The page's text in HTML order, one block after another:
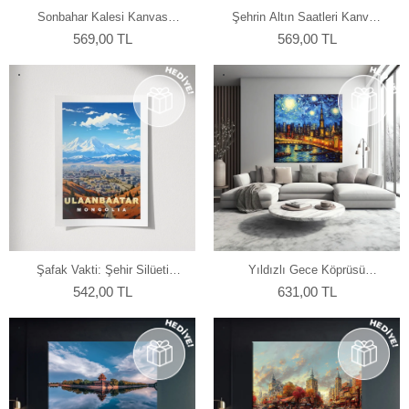
Sonbahar Kalesi Kanvas
Tablo
569,00 TL
Şehrin Altın Saatleri Kanvas
Tablo
569,00 TL
Şafak Vakti: Şehir Silüeti
Kanvas Tablo
542,00 TL
Yıldızlı Gece Köprüsü
Kanvas Tablo
631,00 TL